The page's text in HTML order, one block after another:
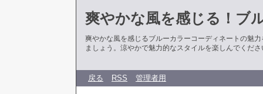
爽やかな風を感じる！ブ
爽やかな風を感じるブルーカラーコーディネートの魅
ましょう。涼やかで魅力的なスタイルを楽しんでくださ
戻る RSS 管理者用